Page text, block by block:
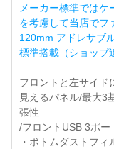
メーカー標準では
を考慮して当店でフ
120mm アドレサブ
標準搭載（ショップ
フロントと左サイド
見えるパネル/最大3
張性
/フロントUSB 3ポー
・ボトムダストフィ